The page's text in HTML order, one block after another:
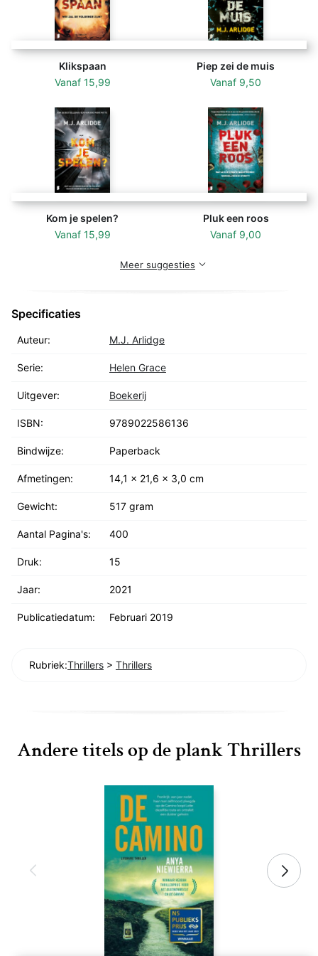
De pers overWie niet weg is
‘Sterk visuele hoofdstukken met een hoog
adrenalinegehalte.’
‘Het zesde en misschien wel beste deel in de serie met
inspecteur Helen Grace is een voortreffelijke thriller
met psychologische, onderhuidse spanning.’Gooi- en
Eemlander
‘Verslavend. Lezers zullen met veel haast en energie
door dit boek heen scheuren.’
Daily Express
Klikspaan
Vanaf 15,99
Piep zei de muis
Vanaf 9,50
Kom je spelen?
Vanaf 15,99
Pluk een roos
Vanaf 9,00
Meer suggesties
Specificaties
Auteur: M.J. Arlidge
Serie: Helen Grace
Uitgever: Boekerij
ISBN: 9789022586136
Bindwijze: Paperback
Afmetingen: 14,1 x 21,6 x 3,0 cm
Gewicht: 517 gram
Aantal Pagina's: 400
Druk: 15
Jaar: 2021
Publicatiedatum: Februari 2019
Rubriek:Thrillers > Thrillers
Andere titels op de plank Thrillers